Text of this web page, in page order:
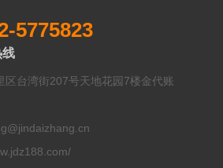
5775823
线
区台湾街207号天地花园7楼金代账